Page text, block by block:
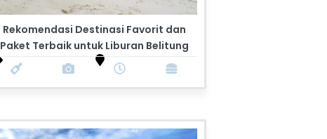
Rekomendasi Destinasi Favorit dan
Paket Terbaik untuk Liburan Belitung